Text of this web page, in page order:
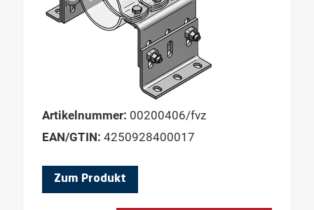
Artikelnummer: 00200406/fvz
EAN/GTIN: 4250928400017
Zum Produkt